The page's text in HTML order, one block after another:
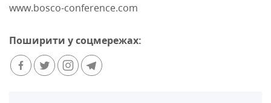
www.bosco-conference.com
Поширити у соцмережах: